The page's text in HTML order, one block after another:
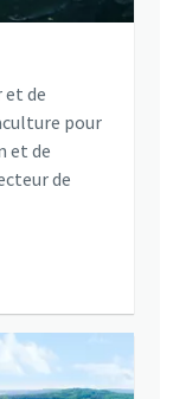
et de
pour
et de
de